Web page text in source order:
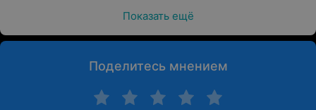
Показать ещё
Поделитесь мнением